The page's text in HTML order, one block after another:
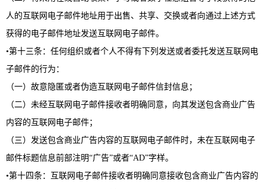
人的互联网电子邮件地址用于出售、共享、交换或者向通过上述方式
获得的电子邮件地址发送互联网电子邮件。
•第十三条：任何组织或者个人不得有下列发送或者委托发送互联网电
子邮件的行为：
（一）故意隐匿或者伪造互联网电子邮件信封信息；
（二）未经互联网电子邮件接收者明确同意，向其发送包含商业广告
内容的互联网电子邮件；
（三）发送包含商业广告内容的互联网电子邮件时，未在互联网电子
邮件标题信息前部注明“广告”或者“AD”字样。
•第十四条：互联网电子邮件接收者明确同意接收包含商业广告内容的